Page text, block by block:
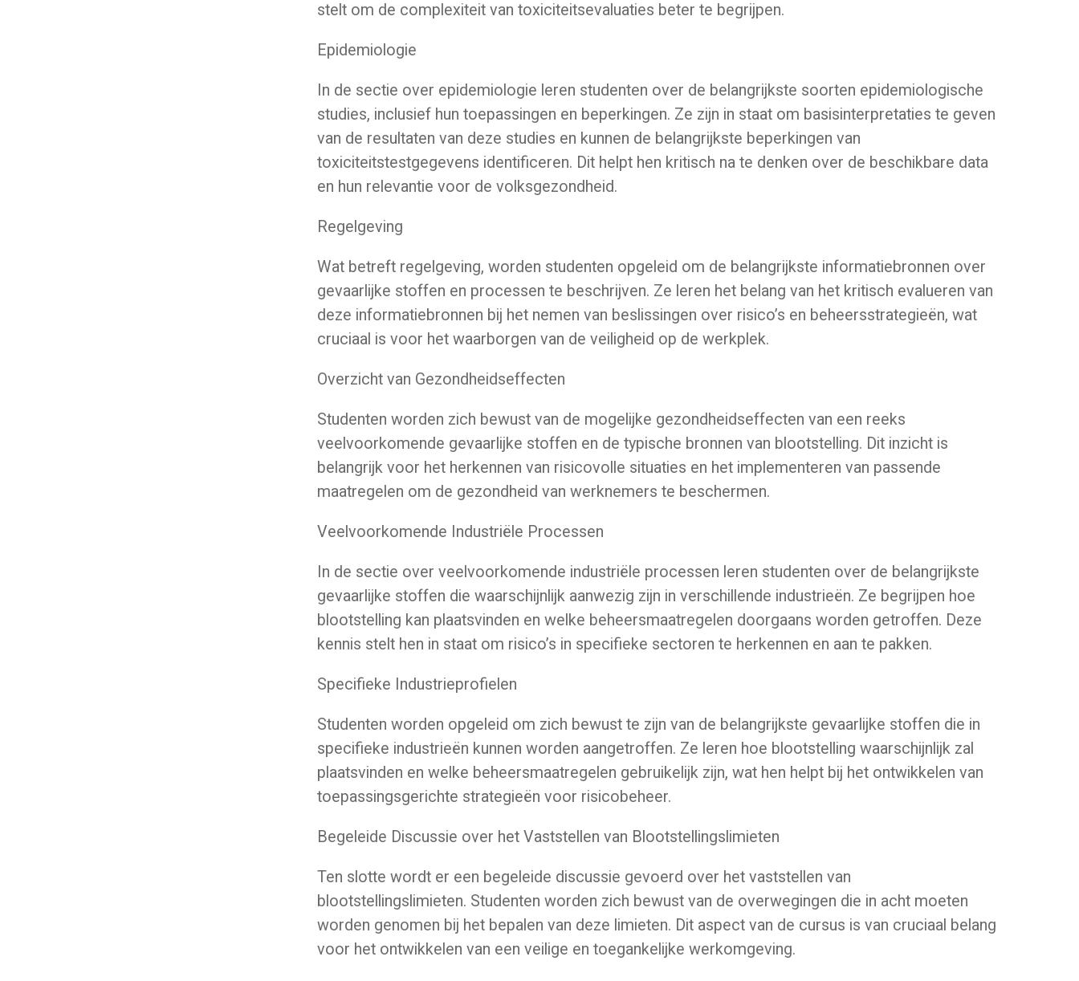
stelt om de complexiteit van toxiciteitsevaluaties beter te begrijpen.
Epidemiologie
In de sectie over epidemiologie leren studenten over de belangrijkste soorten epidemiologische
studies, inclusief hun toepassingen en beperkingen. Ze zijn in staat om basisinterpretaties te geven
van de resultaten van deze studies en kunnen de belangrijkste beperkingen van
toxiciteitstestgegevens identificeren. Dit helpt hen kritisch na te denken over de beschikbare data
en hun relevantie voor de volksgezondheid.
Regelgeving
Wat betreft regelgeving, worden studenten opgeleid om de belangrijkste informatiebronnen over
gevaarlijke stoffen en processen te beschrijven. Ze leren het belang van het kritisch evalueren van
deze informatiebronnen bij het nemen van beslissingen over risico’s en beheersstrategieën, wat
cruciaal is voor het waarborgen van de veiligheid op de werkplek.
Overzicht van Gezondheidseffecten
Studenten worden zich bewust van de mogelijke gezondheidseffecten van een reeks
veelvoorkomende gevaarlijke stoffen en de typische bronnen van blootstelling. Dit inzicht is
belangrijk voor het herkennen van risicovolle situaties en het implementeren van passende
maatregelen om de gezondheid van werknemers te beschermen.
Veelvoorkomende Industriële Processen
In de sectie over veelvoorkomende industriële processen leren studenten over de belangrijkste
gevaarlijke stoffen die waarschijnlijk aanwezig zijn in verschillende industrieën. Ze begrijpen hoe
blootstelling kan plaatsvinden en welke beheersmaatregelen doorgaans worden getroffen. Deze
kennis stelt hen in staat om risico’s in specifieke sectoren te herkennen en aan te pakken.
Specifieke Industrieprofielen
Studenten worden opgeleid om zich bewust te zijn van de belangrijkste gevaarlijke stoffen die in
specifieke industrieën kunnen worden aangetroffen. Ze leren hoe blootstelling waarschijnlijk zal
plaatsvinden en welke beheersmaatregelen gebruikelijk zijn, wat hen helpt bij het ontwikkelen van
toepassingsgerichte strategieën voor risicobeheer.
Begeleide Discussie over het Vaststellen van Blootstellingslimieten
Ten slotte wordt er een begeleide discussie gevoerd over het vaststellen van
blootstellingslimieten. Studenten worden zich bewust van de overwegingen die in acht moeten
worden genomen bij het bepalen van deze limieten. Dit aspect van de cursus is van cruciaal belang
voor het ontwikkelen van een veilige en toegankelijke werkomgeving.